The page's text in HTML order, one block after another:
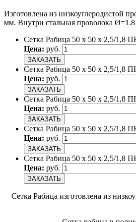
Изготовлена из низкоуглеродистой
мм. Внутри стальная проволока
Сетка Рабица 50 х 50 х 2,5/1,8
Цена: руб.
ЗАКАЗАТЬ
Сетка Рабица 50 х 50 х 2,5/1,8
Цена: руб.
ЗАКАЗАТЬ
Сетка Рабица 50 х 50 х 2,5/1,8
Цена: руб.
ЗАКАЗАТЬ
Сетка Рабица 50 х 50 х 2,5/1,8
Цена: руб.
ЗАКАЗАТЬ
Сетка Рабица 50 х 50 х 2,5/1,8
Цена: руб.
ЗАКАЗАТЬ
Сетка Рабица изготовлена из